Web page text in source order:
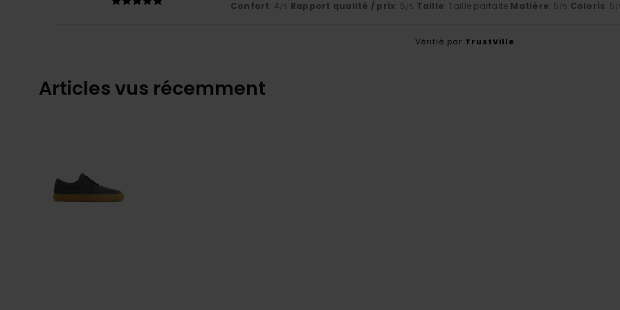
Confort: 4/5 Rapport qualité / prix: 5/5 Taille: Taille parfaite Matière: 5/5 Coloris: 5/
Vérifié par TrustVille
Articles vus récemment